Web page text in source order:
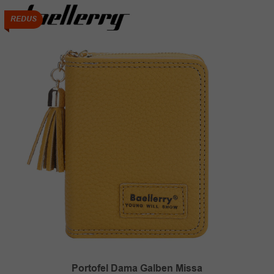
75.00 lei.
REDUS
Portofel Dama Galben Missa